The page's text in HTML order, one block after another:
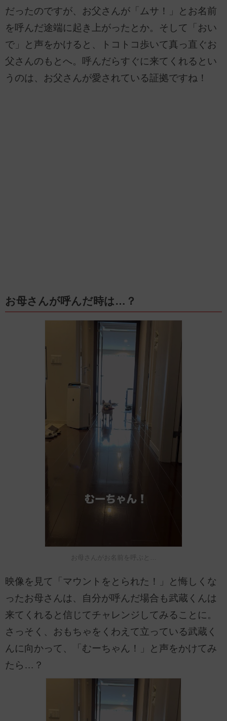
だったのですが、お父さんが「ムサ！」とお名前
を呼んだ途端に起き上がったとか。そして「おい
で」と声をかけると、トコトコ歩いて真っ直ぐお
父さんのもとへ。呼んだらすぐに来てくれるとい
うのは、お父さんが愛されている証拠ですね！
お母さんが呼んだ時は…？
お母さんがお名前を呼ぶと…
映像を見て「マウントをとられた！」と悔しくな
ったお母さんは、自分が呼んだ場合も武蔵くんは
来てくれると信じてチャレンジしてみることに。
さっそく、おもちゃをくわえて立っている武蔵く
んに向かって、「むーちゃん！」と声をかけてみ
たら…？